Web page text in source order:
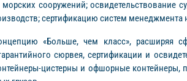
сооружений;
сертификацию систем
«Больше, чем класс», расширяя
сюрвея, сертификации и
цистерны и офшорные контейнеры,